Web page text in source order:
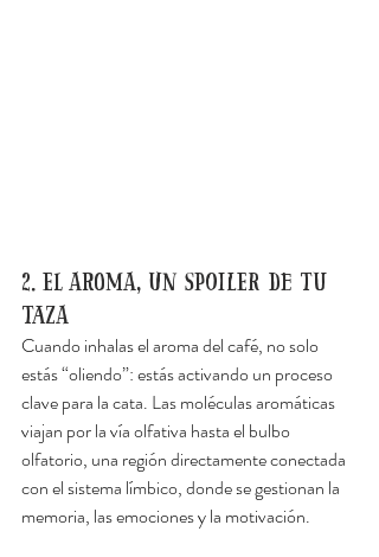
2. El aroma, un spoiler de tu
taza
Cuando inhalas el aroma del café, no solo
estás “oliendo”: estás activando un proceso
clave para la cata. Las moléculas aromáticas
viajan por la vía olfativa hasta el bulbo
olfatorio, una región directamente conectada
con el sistema límbico, donde se gestionan la
memoria, las emociones y la motivación.